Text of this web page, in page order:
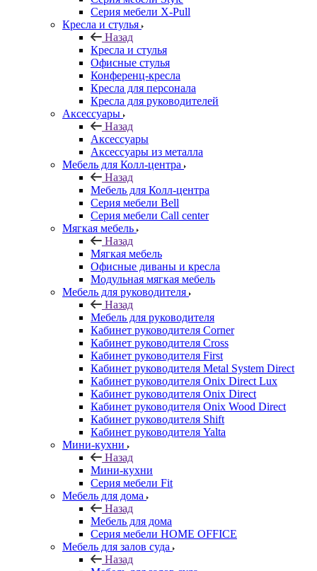
Серия мебели X-Pull
Кресла и стулья
Назад
Кресла и стулья
Офисные стулья
Конференц-кресла
Кресла для персонала
Кресла для руководителей
Аксессуары
Назад
Аксессуары
Аксессуары из металла
Мебель для Колл-центра
Назад
Мебель для Колл-центра
Серия мебели Bell
Серия мебели Call center
Мягкая мебель
Назад
Мягкая мебель
Офисные диваны и кресла
Модульная мягкая мебель
Мебель для руководителя
Назад
Мебель для руководителя
Кабинет руководителя Corner
Кабинет руководителя Cross
Кабинет руководителя First
Кабинет руководителя Metal System Direct
Кабинет руководителя Onix Direct Lux
Кабинет руководителя Onix Direct
Кабинет руководителя Onix Wood Direct
Кабинет руководителя Shift
Кабинет руководителя Yalta
Мини-кухни
Назад
Мини-кухни
Серия мебели Fit
Мебель для дома
Назад
Мебель для дома
Серия мебели HOME OFFICE
Мебель для залов суда
Назад